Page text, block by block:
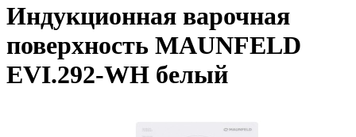
Индукционная варочная
поверхность MAUNFELD
EVI.292-WH белый